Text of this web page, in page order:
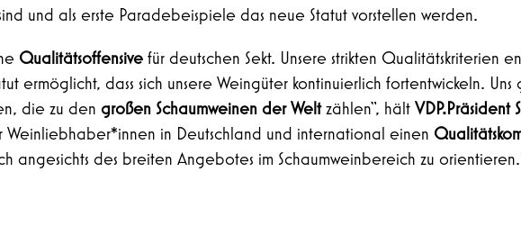
und als erste Paradebeispiele das neue Statut vorstellen werden.
Qualitätsoffensive für deutschen Sekt. Unsere strikten Qualitätskriterien
ermöglicht, dass sich unsere Weingüter kontinuierlich fortentwickeln.
die zu dengroßen Schaumweinen der Weltzählen“, hältVDP.Präsident
Weinliebhaber*innen in Deutschland und international einen
angesichts des breiten Angebotes im Schaumweinbereich zu